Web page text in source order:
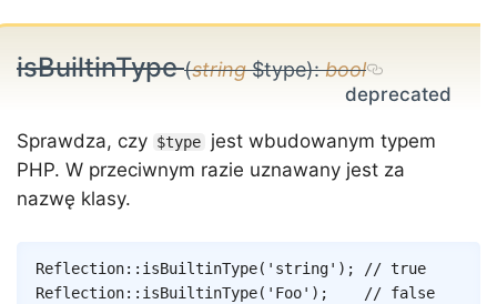
isBuiltinType(string$type):bool
Sprawdza, czy $type
jest wbudowanym typem
PHP. W przeciwnym razie uznawany jest za
nazwę klasy.
Reflection:: isBuiltinType( 'string' ) ;
// true
Reflection:: isBuiltinType( 'Foo' ) ; // false
Copy